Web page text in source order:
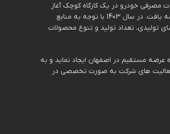
را با فروش قطعات مصرفی خودرو در یک کارگاه کوچک آغاز
کرد.دوسال بعددر سال 1392 نام برند “موتوپلاس” تغییر و فعالیت آن با تولید قطعات مصرفی ادامه یافت. در سال 1403 با توجه به منابع
تعداد تولید و تنوع محصولات
عرضه مستقیم در اصفهان ایجاد نماید و به
فعالیت های شرکت به صورت تخصصی در